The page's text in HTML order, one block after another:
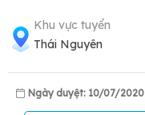
Khu vực tuyển
Thái Nguyên
Ngày duyệt: 10/07/2020